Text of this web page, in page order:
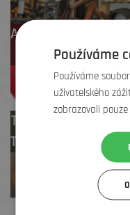
Až 4 % cashback
na další nákup
Test centrum
TREK zdarma
Používáme
Používáme
uživatelského
zobrazovali